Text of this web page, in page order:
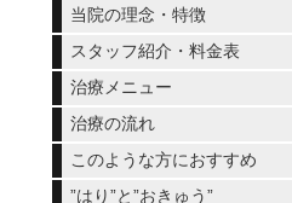
当院の理念・特徴
スタッフ紹介・料金表
治療メニュー
治療の流れ
このような方におすすめ
”はり”と”おきゅう”